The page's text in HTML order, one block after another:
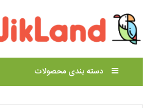
دسته بندی محصولات